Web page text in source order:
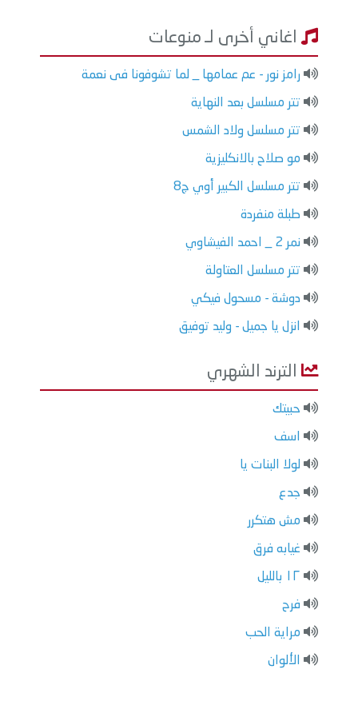
اغاني أخرى لـ منوعات
رامز نور - عم عمامها _ لما تشوفونا فى نعمة
تتر مسلسل بعد النهاية
تتر مسلسل ولاد الشمس
مو صلاح بالانكليزية
تتر مسلسل الكبير أوي ج8
طبلة منفردة
نمر 2 _ احمد الفيشاوي
تتر مسلسل العتاولة
دوشة - مسحول فيكي
انزل يا جميل - وليد توفيق
الترند الشهري
حبيتك
اسف
لولا البنات يا
جدع
مش هتكرر
غيابه فرق
١٢ بالليل
فرح
مراية الحب
الألوان